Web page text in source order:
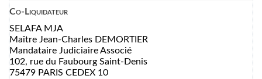
Co-Liquidateur
SELAFA MJA
Maître Jean-Charles DEMORTIER
Mandataire Judiciaire Associé
102, rue du Faubourg Saint-Denis
75479 PARIS CEDEX 10